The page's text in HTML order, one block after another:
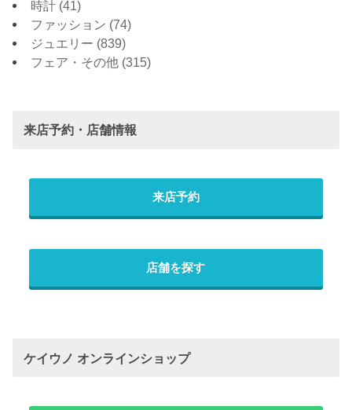
時計 (41)
ファッション (74)
ジュエリー (839)
フェア・その他 (315)
来店予約・店舗情報
来店予約
店舗を探す
ケイウノ オンラインショップ